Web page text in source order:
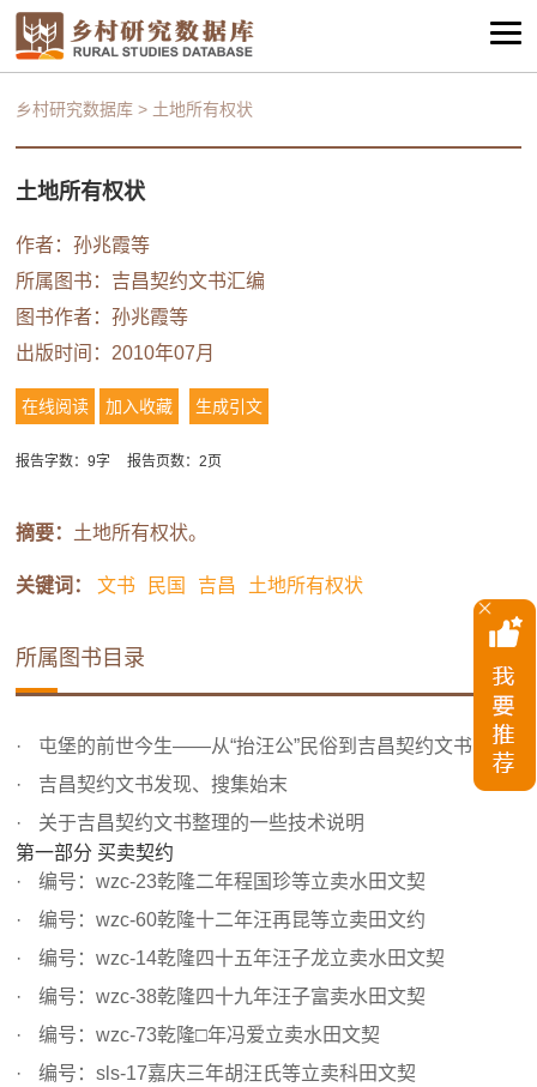
乡村研究数据库 > 土地所有权状
土地所有权状
作者：孙兆霞等
所属图书： 吉昌契约文书汇编
图书作者：孙兆霞等
出版时间：2010年07月
在线阅读 加入收藏 生成引文
报告字数：9字 报告页数：2页
摘要： 土地所有权状。
关键词： 文书 民国 吉昌 土地所有权状
所属图书目录
屯堡的前世今生——从“抬汪公”民俗到吉昌契约文书的发现
吉昌契约文书发现、搜集始末
关于吉昌契约文书整理的一些技术说明
第一部分 买卖契约
编号：wzc-23乾隆二年程国珍等立卖水田文契
编号：wzc-60乾隆十二年汪再昆等立卖田文约
编号：wzc-14乾隆四十五年汪子龙立卖水田文契
编号：wzc-38乾隆四十九年汪子富卖水田文契
编号：wzc-73乾隆□年冯爱立卖水田文契
编号：sls-17嘉庆三年胡汪氏等立卖科田文契